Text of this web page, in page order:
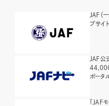
JAF（
ブサイ
JAF公
ポータ
「JAF